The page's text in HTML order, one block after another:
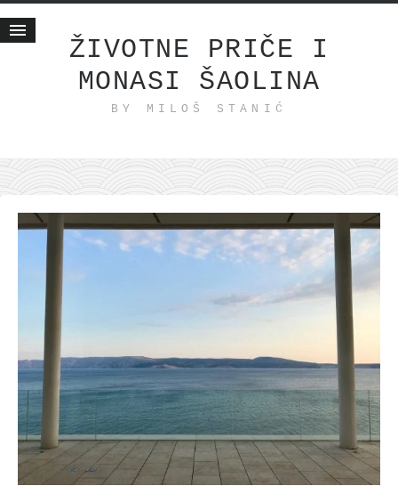
ŽIVOTNE PRIČE I
MONASI ŠAOLINA
BY MILOŠ STANIĆ
Životne priče
internet poslovanje
ishranom do zdravlja
moj haiku
momenti i mesta
zakonopravilo
duhovni otac
pravoslavlje
zabranjena istorija
ćirilica